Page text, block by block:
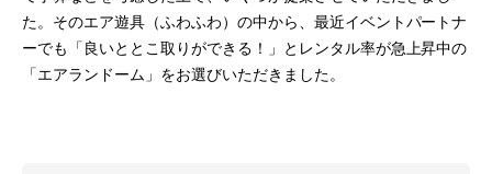
た。そのエア遊具（ふわふわ）の中から、最近イベントパートナ
ーでも「良いととこ取りができる！」とレンタル率が急上昇中の
「エアランドーム」をお選びいただきました。